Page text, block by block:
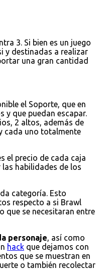
3. Si bien es un juego
y destinadas a realizar
una gran cantidad
el Soporte, que en
que puedan escapar.
2 altos, además de
cada uno totalmente
el precio de cada caja
habilidades de los
categoría. Esto
respecto a si Brawl
que se necesitaran entre
personaje , así como
hack que dejamos con
que se muestran en
o también recolectar